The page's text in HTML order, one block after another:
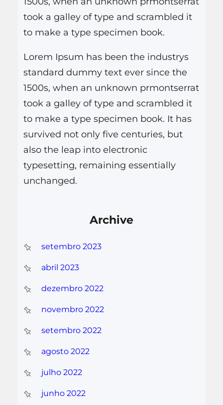
r
took a galley of type and scrambled it
to make a type specimen book.
Lorem Ipsum has been the industrys
standard dummy text ever since the
1500s, when an unknown prmontserrat
took a galley of type and scrambled it
to make a type specimen book. It has
survived not only five centuries, but
also the leap into electronic
typesetting, remaining essentially
unchanged.
Archive
setembro 2023
abril 2023
dezembro 2022
novembro 2022
setembro 2022
agosto 2022
julho 2022
junho 2022